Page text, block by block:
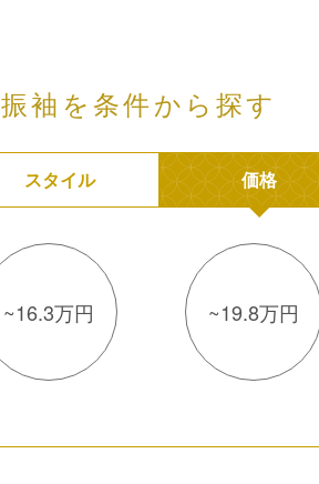
振袖を条件から探す
スタイル 価格
~16.3万円 ~19.8万円